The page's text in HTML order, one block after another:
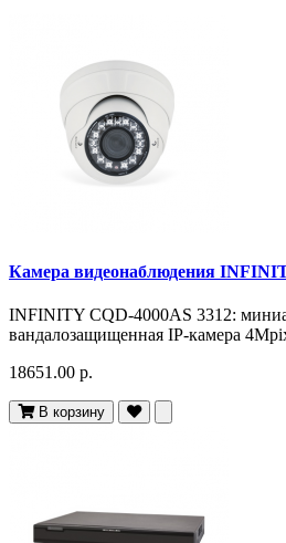
Камера видеонаблюдения
INFINITY CQD-4000AS 3312:
вандалозащищенная IP-камера
18651.00 р.
В корзину